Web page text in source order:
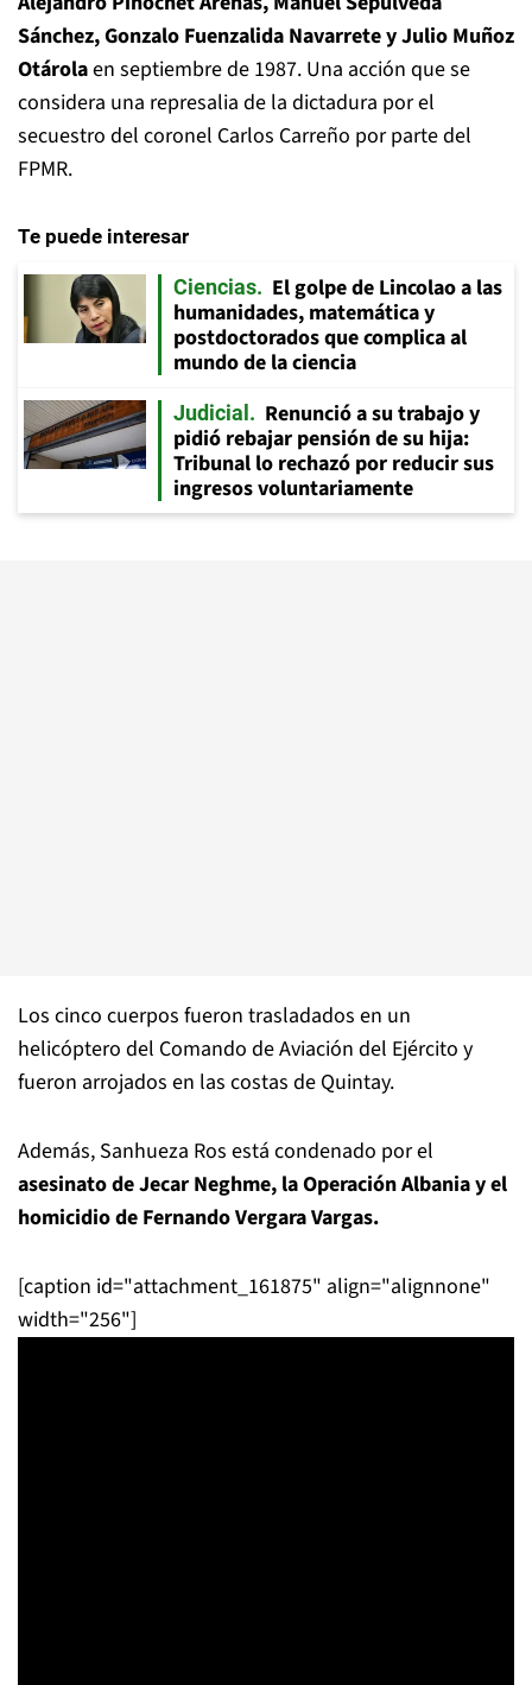
Sánchez, Gonzalo Fuenzalida Navarrete y Julio Muñoz
Otárolaen septiembre de 1987. Una acción que se
considera una represalia de la dictadura por el
secuestro del coronel Carlos Carreño por parte del
FPMR.
Te puede interesar
Ciencias
El golpe de Lincolao a las
humanidades, matemática y
postdoctorados que complica al
mundo de la ciencia
Judicial
Renunció a su trabajo y
pidió rebajar pensión de su hija:
Tribunal lo rechazó por reducir sus
ingresos voluntariamente
Los cinco cuerpos fueron trasladados en un
helicóptero del Comando de Aviación del Ejército y
fueron arrojados en las costas de Quintay.
Además, Sanhueza Ros está condenado por el
asesinato de Jecar Neghme, la Operación Albania y el
homicidio de Fernando Vergara Vargas.
[caption id="attachment_161875" align="alignnone"
width="256"]